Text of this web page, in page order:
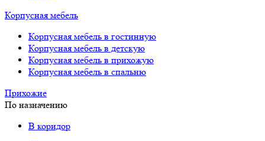
Корпусная мебель
Корпусная мебель в гостинную
Корпусная мебель в детскую
Корпусная мебель в прихожую
Корпусная мебель в спальню
Прихожие
По назначению
В коридор